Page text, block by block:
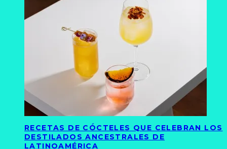
RECETAS DE CÓCTELES QUE CELEBRAN LOS
DESTILADOS ANCESTRALES DE
LATINOAMÉRICA